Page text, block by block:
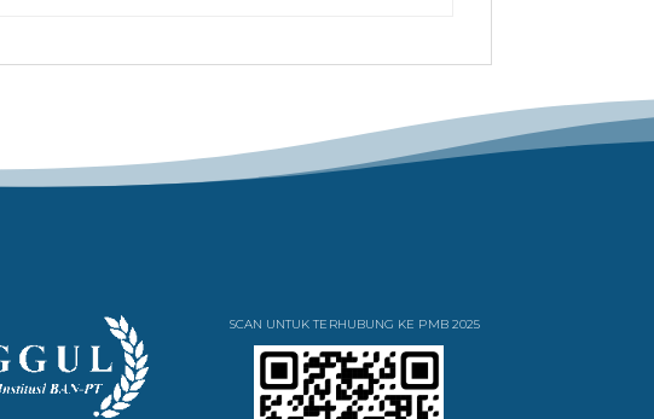
SCAN UNTUK TERHUBUNG KE PMB 2025